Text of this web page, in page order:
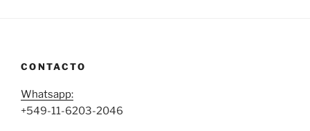
CONTACTO
Whatsapp:
+549-11-6203-2046